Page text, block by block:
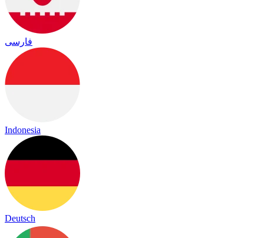
فارسی
Indonesia
Deutsch